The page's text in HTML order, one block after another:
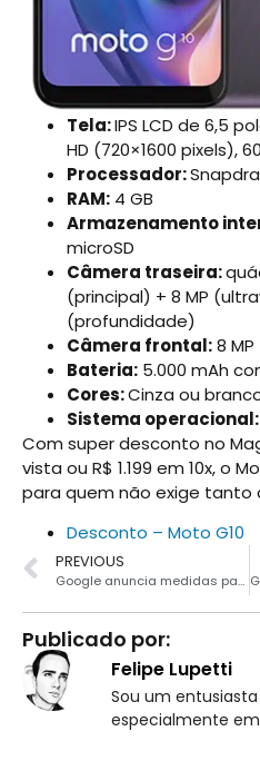
Tela:IPS LCD de 6,5
HD (720×1600 pixels),
Processador:
RAM: 4 GB
Armazenamento
microSD
Câmera traseira:
(principal) + 8 MP
(profundidade)
Câmera frontal:8 MP
Bateria: 5.000 mAh
Cores:Cinza ou
Sistema operacional:
Com super desconto no
vista ou R$ 1.199 em 10x, o
para quem não exige tanto
Desconto – Moto G10
PREVIOUS
Google anuncia medidas para combater apps falsos da Play Store
Publicado por:
Felipe Lupetti
Sou um
especialmente